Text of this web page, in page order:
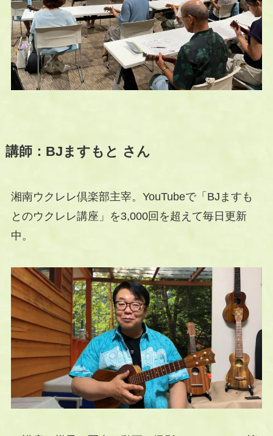
講師：BJますもと さん
湘南ウクレレ倶楽部主宰。YouTubeで「BJますも
とのウクレレ講座」を3,000回を超えて毎日更新
中。